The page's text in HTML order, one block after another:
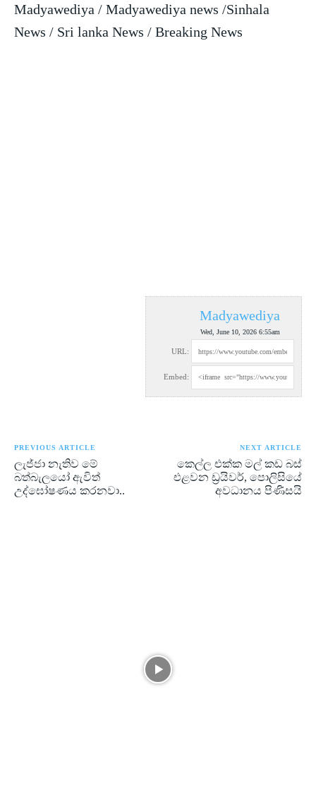
Madyawediya / Madyawediya news /Sinhala
News / Sri lanka News / Breaking News
Madyawediya
Wed, June 10, 2026 6:55am
URL:
Embed:
PREVIOUS ARTICLE
ලැජ්ජා නැතිව මේ
බත්බැලයෝ ඇවිත්
උද්ඝෝෂණය කරනවා..
NEXT ARTICLE
කෙල්ල එක්ක මල් කඩ බස්
එළවන ඩ්‍රයිවර්, පොලිසියේ
අවධානය පිණිසයි